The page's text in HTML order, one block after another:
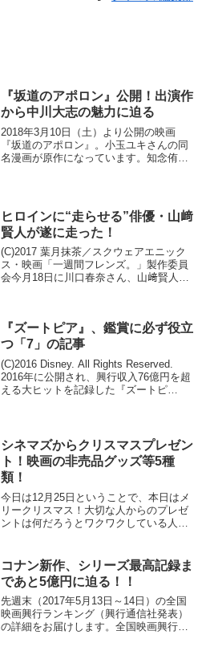
『坂道のアポロン』公開！出演作
から中川大志の魅力に迫る
2018年3月10日（土）より公開の映画
『坂道のアポロン』。小玉ユキさんの同
名漫画が原作になっています。知念侑李
す。(C)2018 ...
ヒロインに“走らせる”俳優・山﨑
賢人が遂に走った！
(C)2017 葉月抹茶／スクウェアエニック
ス・映画「一週間フレンズ。」製作委員
会今月18日に川口春奈さん、山﨑賢人さ
青春恋愛映画、...
『ズートピア』、鑑賞に必ず役立
つ「7」の記事
(C)2016 Disney. All Rights Reserved.
2016年に公開され、興行収入76億円を超
える大ヒットを記録した『ズートピ
シネマズからクリスマスプレゼン
ト！映画の非売品グッズ等5種
類！
今日は12月25日ということで、本日はメ
リークリスマス！大切な人からのプレゼ
ントは何だろうとワクワクしている人も
しゃるのかな…と。シネマズ（DVD
info）ではささや...
コナン新作、シリーズ最高記録ま
であと5億円に迫る！！
先週末（2017年5月13日～14日）の全国
映画興行ランキング（興行通信社発表）
の詳細をお届けします。全国映画興行ラ